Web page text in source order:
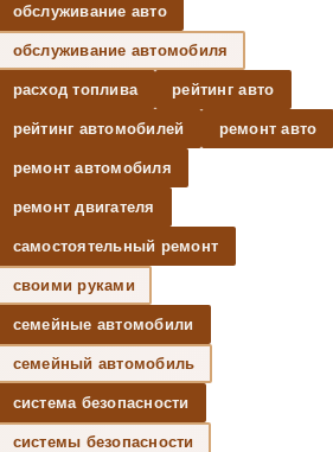
обслуживание авто
обслуживание автомобиля
расход топлива рейтинг авто
рейтинг автомобилей ремонт авто
ремонт автомобиля
ремонт двигателя
самостоятельный ремонт
своими руками
семейные автомобили
семейный автомобиль
система безопасности
системы безопасности